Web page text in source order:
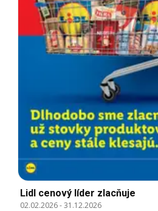
Lidl cenový líder zlacňuje
02.02.2026-31.12.2026